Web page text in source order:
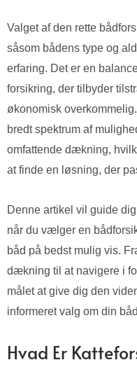
Valget af den rette
såsom bådens type og
erfaring. Det er en
forsikring, der tilbyder
økonomisk
bredt spektrum af
omfattende dækning,
at finde en løsning, der
Denne artikel vil guide
når du vælger en
båd på bedst mulig vis.
dækning til at navigere i
målet at give dig den
informeret valg om din
Hvad Er